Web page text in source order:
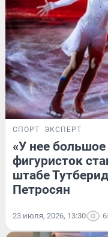
СПОРТ ЭКСПЕРТ
«У нее
фигуристок
штабе
Петросян
23 июля, 2026, 13:30